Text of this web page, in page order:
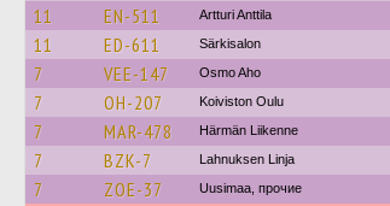
11 EN-511 Artturi Anttila
11 ED-611 Särkisalon
7 VEE-147 Osmo Aho
7 OH-207 Koiviston Oulu
7 MAR-478 Härmän Liikenne
7 BZK-7 Lahnuksen Linja
7 ZOE-37 Uusimaa, прочие